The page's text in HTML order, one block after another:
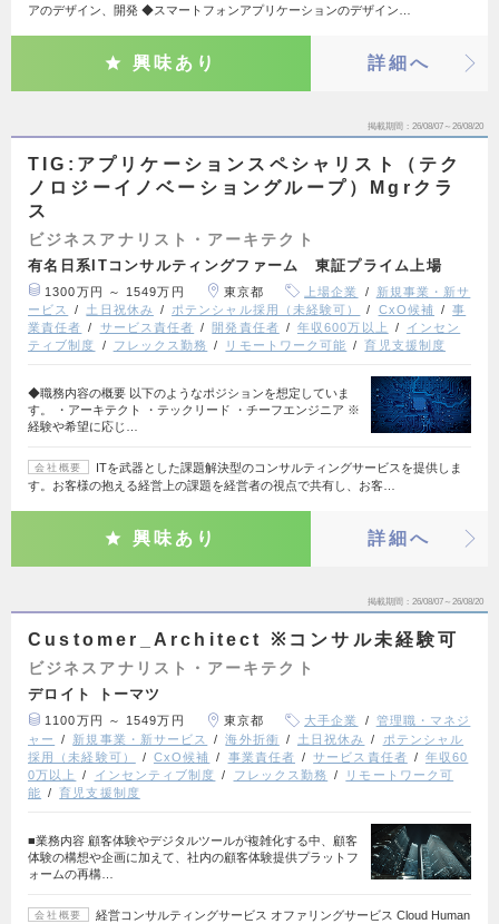
アのデザイン、開発 ◆スマートフォンアプリケーションのデザイン…
興味あり 詳細へ
掲載期間 26/08/07～26/08/20
TIG:アプリケーションスペシャリスト（テク
ノロジーイノベーショングループ）Mgrクラ
ス
ビジネスアナリスト・アーキテクト
有名日系ITコンサルティングファーム 東証プライム上場
1300万円 ～ 1549万円 東京都 上場企業
新規事業・新サ
ービス
土日祝休み ポテンシャル採用（未経験可） CxO候補
事
業責任者
サービス責任者 開発責任者 年収600万以上
インセン
ティブ制度
フレックス勤務 リモートワーク可能 育児支援制度
◆職務内容の概要 以下のようなポジションを想定していま
す。 ・アーキテクト ・テックリード ・チーフエンジニア ※
経験や希望に応じ…
会社概要
ITを武器とした課題解決型のコンサルティングサービスを提供しま
す。お客様の抱える経営上の課題を経営者の視点で共有し、お客…
興味あり 詳細へ
掲載期間 26/08/07～26/08/20
Customer_Architect ※コンサル未経験可
ビジネスアナリスト・アーキテクト
デロイト トーマツ
1100万円 ～ 1549万円 東京都 大手企業
管理職・マネジ
ャー
新規事業・新サービス 海外折衝 土日祝休み
ポテンシャル
採用（未経験可）
CxO候補 事業責任者 サービス責任者
年収60
0万以上
インセンティブ制度 フレックス勤務
リモートワーク可
能
育児支援制度
■業務内容 顧客体験やデジタルツールが複雑化する中、顧客
体験の構想や企画に加えて、社内の顧客体験提供プラットフ
ォームの再構…
会社概要
経営コンサルティングサービス オファリングサービス Cloud Human